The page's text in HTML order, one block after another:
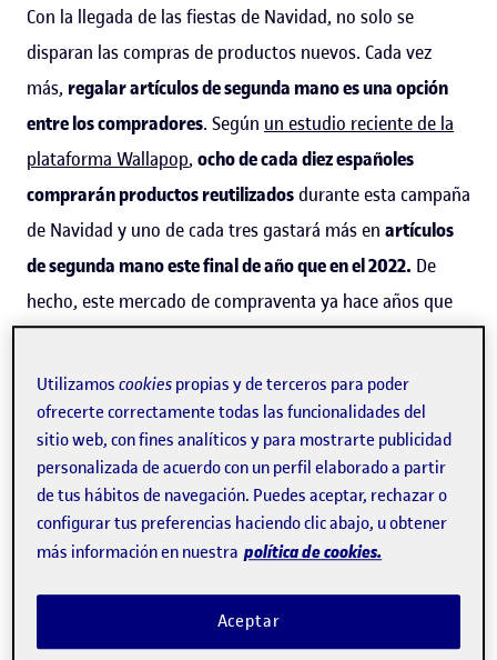
Con la llegada de las fiestas de Navidad, no solo se
disparan las compras de productos nuevos. Cada vez
más, regalar artículos de segunda mano es una opción
entre los compradores. Según un estudio reciente de la
plataforma Wallapop, ocho de cada diez españoles
comprarán productos reutilizados durante esta campaña
de Navidad y uno de cada tres gastará más en artículos
de segunda mano este final de año que en el 2022. De
hecho, este mercado de compraventa ya hace años que
experimenta un crecimiento significativo. La plataforma
de datos
Statista señala que el
volumen de negocio de
comercio electrónico en bienes de segunda mano en
España ha pasado de cinco millones de euros en 2014 a
cuarenta millones de euros en 2021. Las previsiones de
futuro a medio plazo también son optimistas: en 2030, el
mercado mundial de segunda mano duplicará el de moda
¿Pero cuáles son los factores que han provocado la
Utilizamoscookies propias y de terceros para poder
ofrecerte correctamente todas las funcionalidades del
sitio web, con fines analíticos y para mostrarte publicidad
personalizada de acuerdo con un perfil elaborado a partir
de tus hábitos de navegación. Puedes aceptar, rechazar o
configurar tus preferencias haciendo clic abajo, u obtener
más información en nuestra política de cookies.
Aceptar